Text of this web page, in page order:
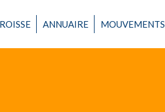
ANNUAIRE MOUVEMENTS